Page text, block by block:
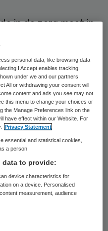
in de zorg moet in
dat de
het takenpakket
(NZa)
een verkennend
Andersson
van het
stelsel twee
en de
ook de opsorende
volgens AEF
personal data, like browsing data
I Accept enables tracking
under we and our partners
All or withdrawing your consent will
content and ads you see may not
this menu to change your choices or
the Manage Preferences link on the
have effect within our Website. For
Privacy Statement
essential and statistical cookies,
a person
data to provide:
device characteristics for
on a device. Personalised
measurement, audience